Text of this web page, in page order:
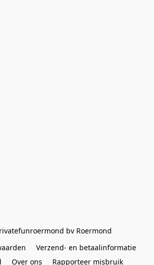
bv Roermond
Verzend- en betaalinformatie
Over ons Rapporteer misbruik